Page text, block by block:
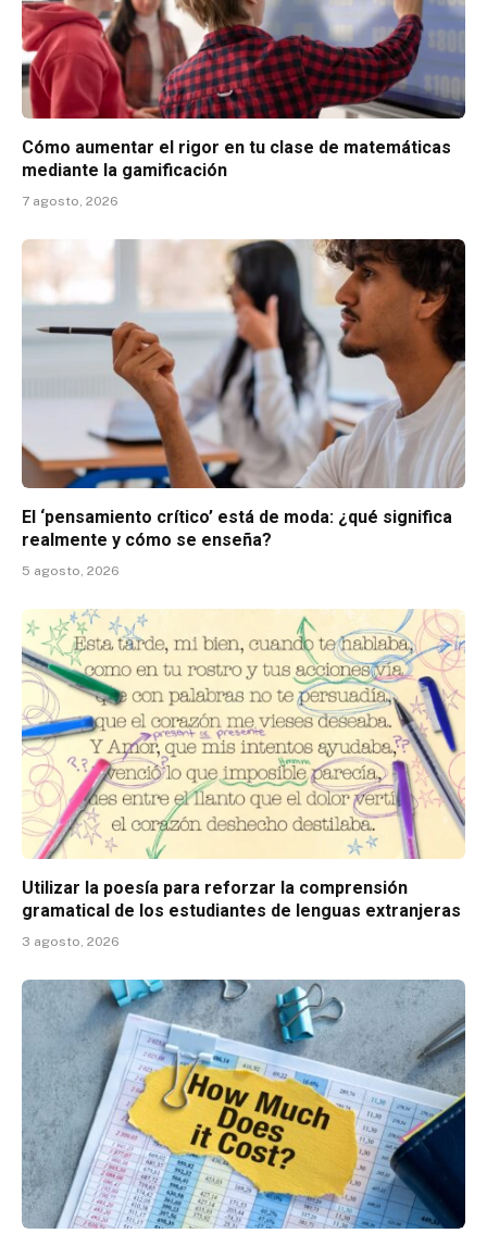
Cómo aumentar el rigor en tu clase de matemáticas
mediante la gamificación
7 agosto, 2026
El ‘pensamiento crítico’ está de moda: ¿qué significa
realmente y cómo se enseña?
5 agosto, 2026
Utilizar la poesía para reforzar la comprensión
gramatical de los estudiantes de lenguas extranjeras
3 agosto, 2026